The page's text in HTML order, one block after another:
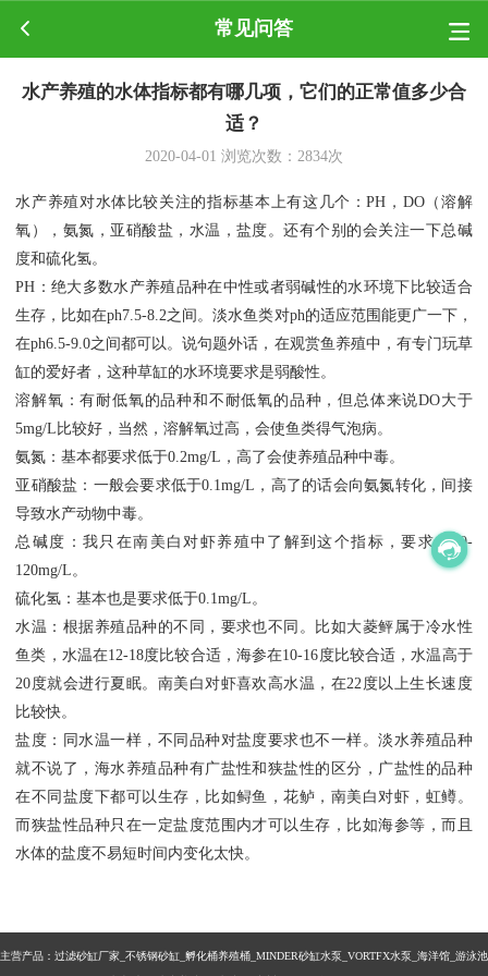
常见问答
水产养殖的水体指标都有哪几项，它们的正常值多少合
适？
2020-04-01 浏览次数： 2834次
水产养殖对水体比较关注的指标基本上有这几个：PH，DO（溶解
氧），氨氮，亚硝酸盐，水温，盐度。还有个别的会关注一下总碱
度和硫化氢。
PH：绝大多数水产养殖品种在中性或者弱碱性的水环境下比较适合
生存，比如在ph7.5-8.2之间。淡水鱼类对ph的适应范围能更广一下，
在ph6.5-9.0之间都可以。说句题外话，在观赏鱼养殖中，有专门玩草
缸的爱好者，这种草缸的水环境要求是弱酸性。
溶解氧：有耐低氧的品种和不耐低氧的品种，但总体来说DO大于
5mg/L比较好，当然，溶解氧过高，会使鱼类得气泡病。
氨氮：基本都要求低于0.2mg/L，高了会使养殖品种中毒。
亚硝酸盐：一般会要求低于0.1mg/L，高了的话会向氨氮转化，间接
导致水产动物中毒。
总碱度：我只在南美白对虾养殖中了解到这个指标，要求在80-
120mg/L。
硫化氢：基本也是要求低于0.1mg/L。
水温：根据养殖品种的不同，要求也不同。比如大菱鲆属于冷水性
鱼类，水温在12-18度比较合适，海参在10-16度比较合适，水温高于
20度就会进行夏眠。南美白对虾喜欢高水温，在22度以上生长速度
比较快。
盐度：同水温一样，不同品种对盐度要求也不一样。淡水养殖品种
就不说了，海水养殖品种有广盐性和狭盐性的区分，广盐性的品种
在不同盐度下都可以生存，比如鲟鱼，花鲈，南美白对虾，虹鳟。
而狭盐性品种只在一定盐度范围内才可以生存，比如海参等，而且
水体的盐度不易短时间内变化太快。
主营产品：过滤砂缸厂家_不锈钢砂缸_孵化桶养殖桶_MINDER砂缸水泵_VORTFX水泵_海洋馆_游泳池